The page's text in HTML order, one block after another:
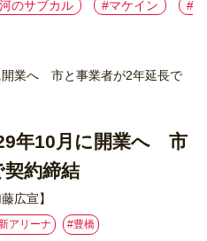
のサブカル #マケイン #
開業へ 市と事業者が2年延長で
年10月に開業へ 市
契約締結
藤広宣】
アリーナ #豊橋